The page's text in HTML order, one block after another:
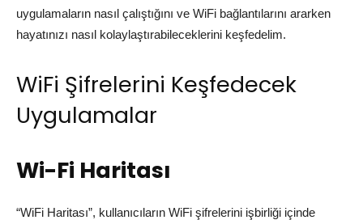
uygulamaların nasıl çalıştığını ve WiFi bağlantılarını ararken
hayatınızı nasıl kolaylaştırabileceklerini keşfedelim.
WiFi Şifrelerini Keşfedecek
Uygulamalar
Wi-Fi Haritası
“WiFi Haritası”, kullanıcıların WiFi şifrelerini işbirliği içinde